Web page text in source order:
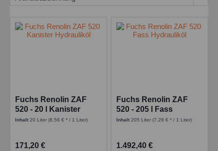
Fuchs Renolin ZAF
520 - 20 l Kanister
Inhalt20 Liter(8,56 € * / 1 Liter)
171,20 €
Fuchs Renolin ZAF
520 - 205 l Fass
Inhalt205 Liter(7,28 € * / 1 Liter)
1.492,40 €